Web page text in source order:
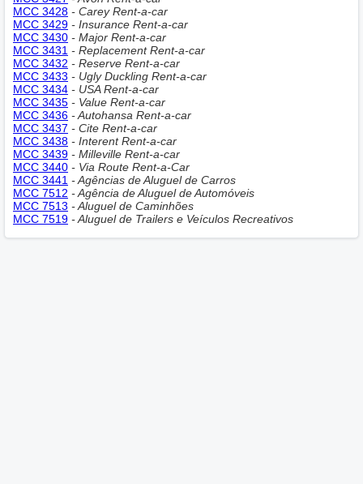
MCC 3428 - Carey Rent-a-car
MCC 3429 - Insurance Rent-a-car
MCC 3430 - Major Rent-a-car
MCC 3431 - Replacement Rent-a-car
MCC 3432 - Reserve Rent-a-car
MCC 3433 - Ugly Duckling Rent-a-car
MCC 3434 - USA Rent-a-car
MCC 3435 - Value Rent-a-car
MCC 3436 - Autohansa Rent-a-car
MCC 3437 - Cite Rent-a-car
MCC 3438 - Interent Rent-a-car
MCC 3439 - Milleville Rent-a-car
MCC 3440 - Via Route Rent-a-Car
MCC 3441 - Agências de Aluguel de Carros
MCC 7512 - Agência de Aluguel de Automóveis
MCC 7513 - Aluguel de Caminhões
MCC 7519 - Aluguel de Trailers e Veículos Recreativos